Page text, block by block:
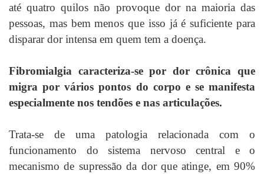
até quatro quilos não provoque dor na maioria das
pessoas, mas bem menos que isso já é suficiente para
disparar dor intensa em quem tem a doença.
Fibromialgia caracteriza-se por dor crônica que
migra por vários pontos do corpo e se manifesta
especialmente nos tendões e nas articulações.
Trata-se de uma patologia relacionada com o
funcionamento do sistema nervoso central e o
mecanismo de supressão da dor que atinge, em 90%